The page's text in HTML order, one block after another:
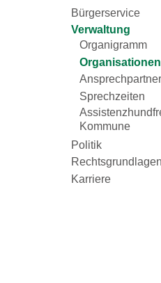
Bürgerservice
Verwaltung
Organigramm
Organisationen
Sprechzeiten
Kommune
Politik
Rechtsgrundlagen
Karriere